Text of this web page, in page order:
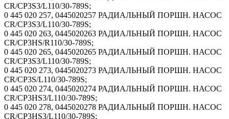
CR/CP3S3/L110/30-789S;
0 445 020 257, 0445020257 РАДИАЛЬНЫЙ ПОРШН. НАСОС
CR/CP3S3/L110/30-789S;
0 445 020 263, 0445020263 РАДИАЛЬНЫЙ ПОРШН. НАСОС
CR/CP3HS/R110/30-789S;
0 445 020 265, 0445020265 РАДИАЛЬНЫЙ ПОРШН. НАСОС
CR/CP3S3/L110/30-789S;
0 445 020 273, 0445020273 РАДИАЛЬНЫЙ ПОРШН. НАСОС
CR/CP3S/L110/30-789S;
0 445 020 274, 0445020274 РАДИАЛЬНЫЙ ПОРШН. НАСОС
CR/CP3HS3/L110/30-789S;
0 445 020 278, 0445020278 РАДИАЛЬНЫЙ ПОРШН. НАСОС
CR/CP3HS3/L110/30-789S;